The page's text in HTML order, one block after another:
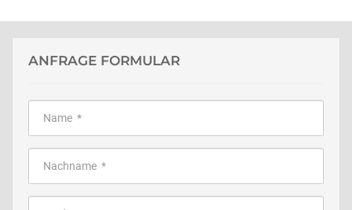
ANFRAGE FORMULAR